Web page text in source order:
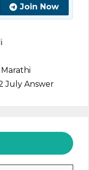
Join Now
July Answer